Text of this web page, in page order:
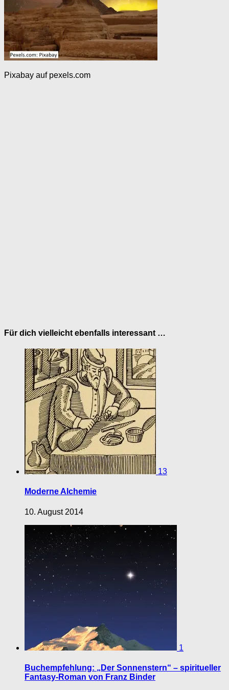
Pixabay auf pexels.com
Für dich vielleicht ebenfalls interessant …
13
Moderne Alchemie
10. August 2014
1
Buchempfehlung: „Der Sonnenstern“ – spiritueller
Fantasy-Roman von Franz Binder